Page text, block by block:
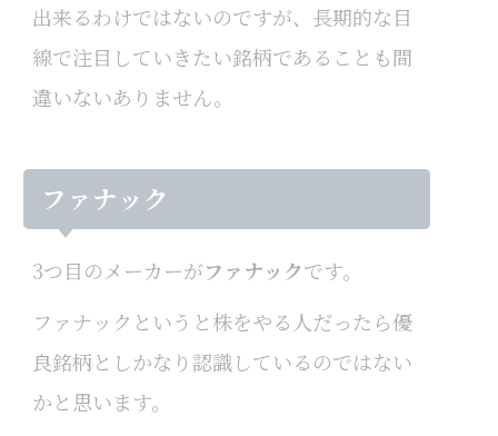
出来るわけではないのですが、長期的な目
線で注目していきたい銘柄であることも間
違いないありません。
ファナック
3つ目のメーカーがファナックです。
ファナックというと株をやる人だったら優
良銘柄としかなり認識しているのではない
かと思います。